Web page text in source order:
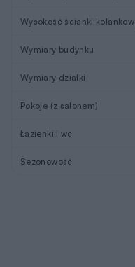
Wysokość ścianki
Wymiary budynku
Wymiary działki
Pokoje (z salonem)
Łazienki i wc
Sezonowość